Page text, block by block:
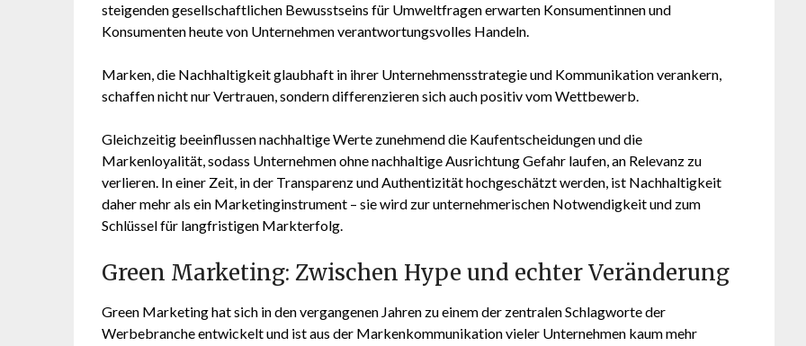
steigenden gesellschaftlichen Bewusstseins für Umweltfragen erwarten Konsumentinnen und
Konsumenten heute von Unternehmen verantwortungsvolles Handeln.
Marken, die Nachhaltigkeit glaubhaft in ihrer Unternehmensstrategie und Kommunikation verankern,
schaffen nicht nur Vertrauen, sondern differenzieren sich auch positiv vom Wettbewerb.
Gleichzeitig beeinflussen nachhaltige Werte zunehmend die Kaufentscheidungen und die
Markenloyalität, sodass Unternehmen ohne nachhaltige Ausrichtung Gefahr laufen, an Relevanz zu
verlieren. In einer Zeit, in der Transparenz und Authentizität hochgeschätzt werden, ist Nachhaltigkeit
daher mehr als ein Marketinginstrument – sie wird zur unternehmerischen Notwendigkeit und zum
Schlüssel für langfristigen Markterfolg.
Green Marketing: Zwischen Hype und echter Veränderung
Green Marketing hat sich in den vergangenen Jahren zu einem der zentralen Schlagworte der
Werbebranche entwickelt und ist aus der Markenkommunikation vieler Unternehmen kaum mehr